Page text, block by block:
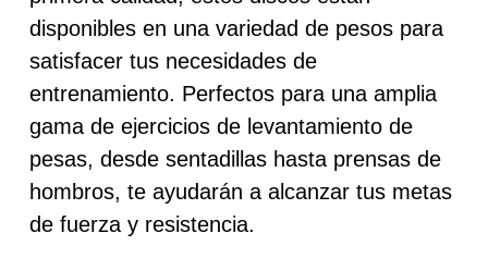
hasta
disponibles en una variedad de pesos para
satisfacer tus necesidades de
entrenamiento. Perfectos para una amplia
gama de ejercicios de levantamiento de
pesas, desde sentadillas hasta prensas de
hombros, te ayudarán a alcanzar tus metas
de fuerza y resistencia.